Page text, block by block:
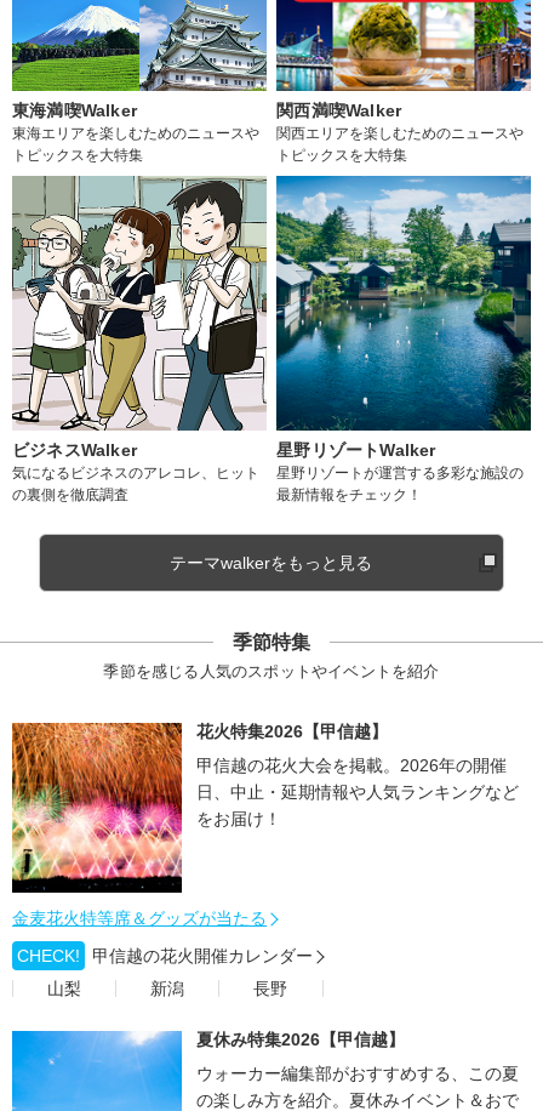
東海満喫Walker
東海エリアを楽しむためのニュースや
トピックスを大特集
関西満喫Walker
関西エリアを楽しむためのニュースや
トピックスを大特集
ビジネスWalker
気になるビジネスのアレコレ、ヒット
の裏側を徹底調査
星野リゾートWalker
星野リゾートが運営する多彩な施設の
最新情報をチェック！
テーマwalkerをもっと見る
季節特集
季節を感じる人気のスポットやイベントを紹介
花火特集2026【甲信越】
甲信越の花火大会を掲載。2026年の開催
日、中止・延期情報や人気ランキングなど
をお届け！
金麦花火特等席＆グッズが当たる
CHECK!
甲信越の花火開催カレンダー
山梨
新潟 長野
夏休み特集2026【甲信越】
ウォーカー編集部がおすすめする、この夏
の楽しみ方を紹介。夏休みイベント＆おで